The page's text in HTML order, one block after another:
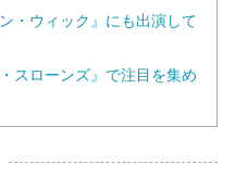
・ウィック』にも出演して
スローンズ』で注目を集め